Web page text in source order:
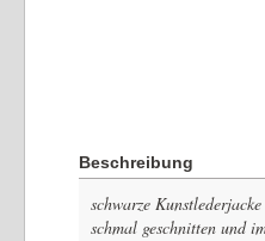
Beschreibung
schwarze
schmal geschnitten und